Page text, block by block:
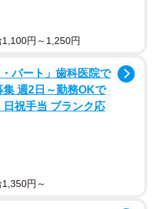
はとっても気持ちいいんよ」と
震発生前の午前5時に仕事に
丘町の自宅では妻の彰子さ
2人の娘が寝ていた。
階建てアパートは全壊す
。中学3年の次女は生き埋
円～1,250円
パート」歯科医院で
週2日～勤務OKで
祝手当 ブランク応
円～